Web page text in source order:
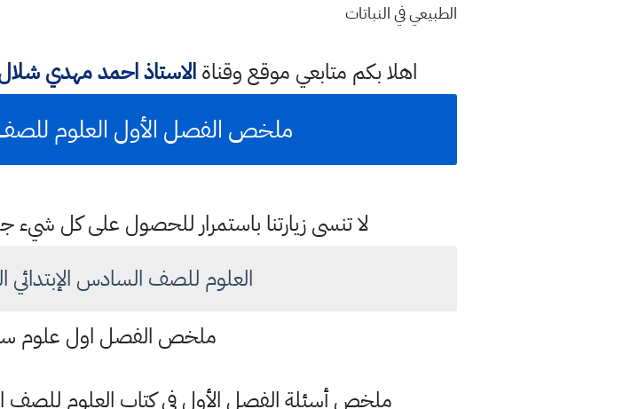
الطبيعي في النباتات
اهلا بكم متابعي موقع وقناةالاستاذ احمد مهدي
ملخص الفصل الأول العلوم للصف
لا تنسى زيارتنا باستمرار للحصول على كل
العلوم للصف السادس الإبتدائي
ملخص الفصل اول علوم سادس
ملخص أسئلة الفصل الأول في كتاب العلوم للصف